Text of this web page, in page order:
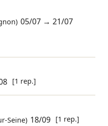
05/07 →21/07
[1 rep.]
Seine) 18/09 [1 rep.]